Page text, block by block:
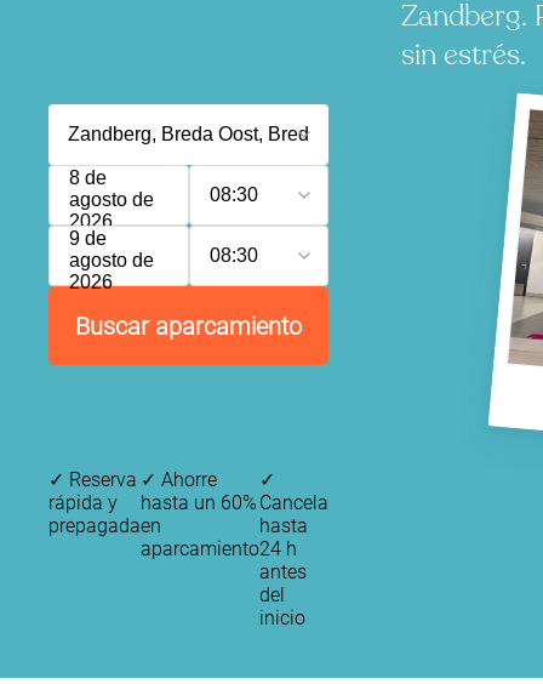
Zandberg.
sin estrés.
8 de
agosto de
2026
08:30
9 de
agosto de
2026
08:30
Buscar aparcamiento
✓ Reserva
rápida y
prepagada
✓ Ahorre
hasta un 60%
en
aparcamiento
✓
Cancela
hasta
24 h
antes
del
inicio